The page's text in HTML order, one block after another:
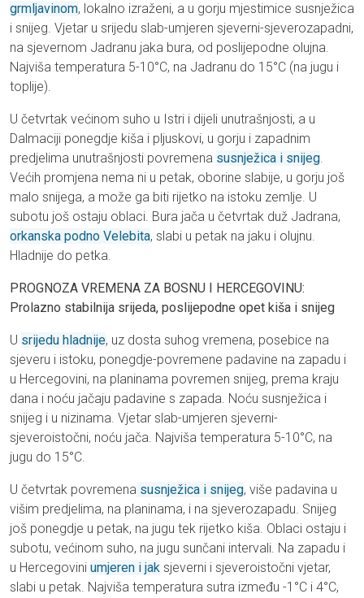
grmljavinom, lokalno izraženi, a u gorju mjestimice susnježica
i snijeg. Vjetar u srijedu slab-umjeren sjeverni-sjeverozapadni,
na sjevernom Jadranu jaka bura, od poslijepodne olujna.
Najviša temperatura 5-10°C, na Jadranu do 15°C (na jugu i
toplije).
U četvrtak većinom suho u Istri i dijeli unutrašnjosti, a u
Dalmaciji ponegdje kiša i pljuskovi, u gorju i zapadnim
predjelima unutrašnjosti povremena susnježica i snijeg.
Većih promjena nema ni u petak, oborine slabije, u gorju još
malo snijega, a može ga biti rijetko na istoku zemlje. U
subotu još ostaju oblaci. Bura jača u četvrtak duž Jadrana,
orkanska podno Velebita, slabi u petak na jaku i olujnu.
Hladnije do petka.
PROGNOZA VREMENA ZA BOSNU I HERCEGOVINU:
Prolazno stabilnija srijeda, poslijepodne opet kiša i snijeg
U srijedu hladnije, uz dosta suhog vremena, posebice na
sjeveru i istoku, ponegdje-povremene padavine na zapadu i
u Hercegovini, na planinama povremen snijeg, prema kraju
dana i noću jačaju padavine s zapada. Noću susnježica i
snijeg i u nizinama. Vjetar slab-umjeren sjeverni-
sjeveroistočni, noću jača. Najviša temperatura 5-10°C, na
jugu do 15°C.
U četvrtak povremena susnježica i snijeg, više padavina u
višim predjelima, na planinama, i na sjeverozapadu. Snijeg
još ponegdje u petak, na jugu tek rijetko kiša. Oblaci ostaju i
subotu, većinom suho, na jugu sunčani intervali. Na zapadu i
u Hercegovini umjeren i jak sjeverni i sjeveroistočni vjetar,
slabi u petak. Najviša temperatura sutra između -1°C i 4°C,